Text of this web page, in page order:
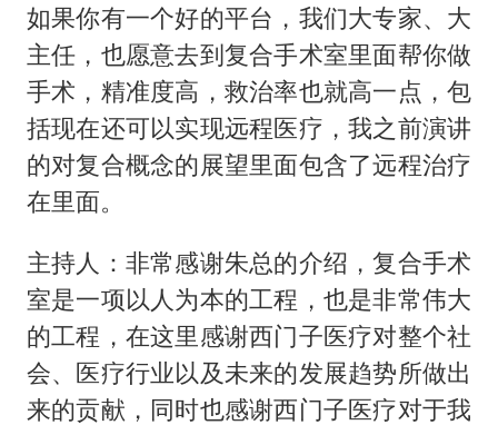
如果你有一个好的平台，我们大专家、大
主任，也愿意去到复合手术室里面帮你做
手术，精准度高，救治率也就高一点，包
括现在还可以实现远程医疗，我之前演讲
的对复合概念的展望里面包含了远程治疗
在里面。
主持人：非常感谢朱总的介绍，复合手术
室是一项以人为本的工程，也是非常伟大
的工程，在这里感谢西门子医疗对整个社
会、医疗行业以及未来的发展趋势所做出
来的贡献，同时也感谢西门子医疗对于我